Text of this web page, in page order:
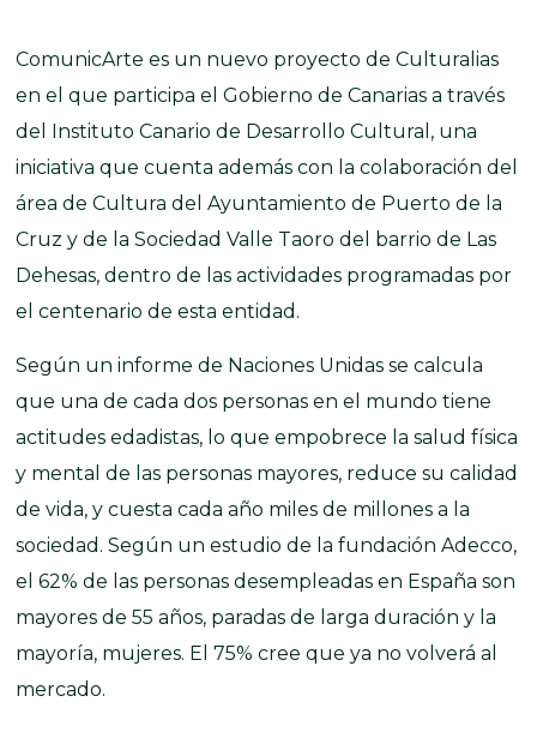
ComunicArte es un nuevo proyecto de Culturalias
en el que participa el Gobierno de Canarias a través
del Instituto Canario de Desarrollo Cultural, una
iniciativa que cuenta además con la colaboración del
área de Cultura del Ayuntamiento de Puerto de la
Cruz y de la Sociedad Valle Taoro del barrio de Las
Dehesas, dentro de las actividades programadas por
el centenario de esta entidad.
Según un informe de Naciones Unidas se calcula
que una de cada dos personas en el mundo tiene
actitudes edadistas, lo que empobrece la salud física
y mental de las personas mayores, reduce su calidad
de vida, y cuesta cada año miles de millones a la
sociedad. Según un estudio de la fundación Adecco,
el 62% de las personas desempleadas en España son
mayores de 55 años, paradas de larga duración y la
mayoría, mujeres. El 75% cree que ya no volverá al
mercado.